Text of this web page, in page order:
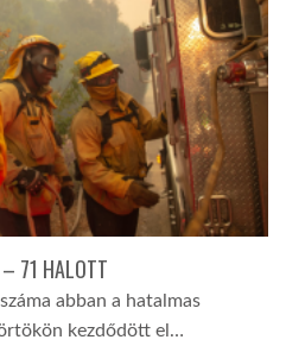
71 HALOTT
abban a hatalmas
kezdődött el…